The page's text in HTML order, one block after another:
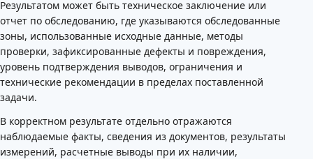
Результатом может быть техническое заключение или
отчет по обследованию, где указываются обследованные
зоны, использованные исходные данные, методы
проверки, зафиксированные дефекты и повреждения,
уровень подтверждения выводов, ограничения и
технические рекомендации в пределах поставленной
задачи.
В корректном результате отдельно отражаются
наблюдаемые факты, сведения из документов, результаты
измерений, расчетные выводы при их наличии,